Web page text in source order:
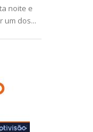
noite e
um dos...